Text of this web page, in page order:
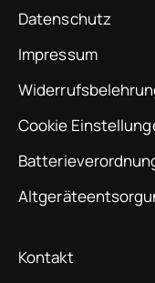
Datenschutz
Impressum
Cookie
Kontakt